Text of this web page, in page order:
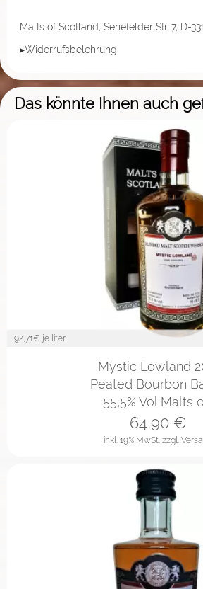
Malts of Scotland, Senefelder Str. 7, D-
▸Widerrufsbelehrung
Das könnte Ihnen auch
92,71€ je liter
Mystic Lowland
Peated Bourbon
55,5% Vol Malts
inkl. 19% MwSt. zzgl.
64,90 €